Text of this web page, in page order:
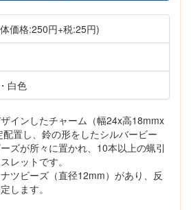
価格:250円+税:25円)
白色
インしたチャーム（幅24x高18mmx
置し、鈴の形をしたシルバービー
ズが所々に置かれ、10本以上の蝋引
レットです。
ツビーズ（直径12mm）があり、反
します。